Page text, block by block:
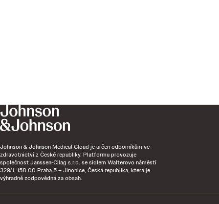
Johnson & Johnson Medical Cloud je určen odborníkům ve
zdravotnictví z České republiky. Platformu provozuje
společnost Janssen-Cilag s.r.o. se sídlem Walterovo náměstí
329/1, 158 00 Praha 5 – Jinonice, Česká republika, která je
výhradně zodpovědná za obsah.